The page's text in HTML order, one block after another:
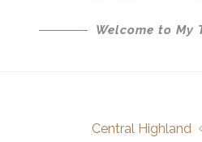
Welcome to My
Central Highland